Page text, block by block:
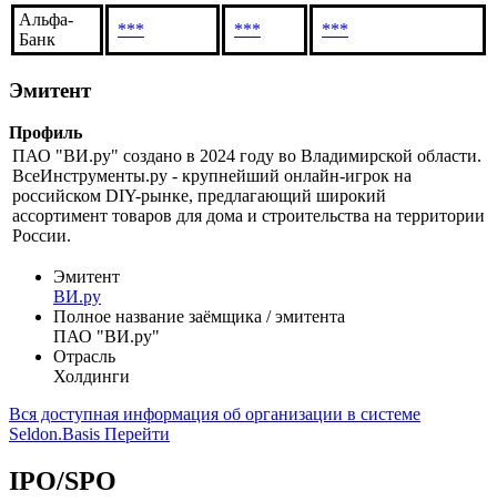
Альфа-
Банк
*** *** ***
Эмитент
Профиль
ПАО "ВИ.ру" создано в 2024 году во Владимирской области.
ВсеИнструменты.ру - крупнейший онлайн-игрок на
российском DIY-рынке, предлагающий широкий
ассортимент товаров для дома и строительства на территории
России.
Эмитент
ВИ.ру
Полное название заёмщика / эмитента
ПАО "ВИ.ру"
Отрасль
Холдинги
Вся доступная информация об организации в системе
Seldon.Basis Перейти
IPO/SPO